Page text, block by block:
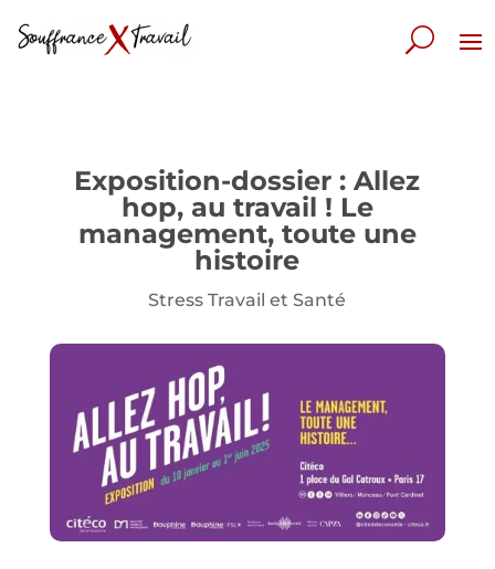
Exposition-dossier : Allez
hop, au travail ! Le
management, toute une
histoire
Stress Travail et Santé